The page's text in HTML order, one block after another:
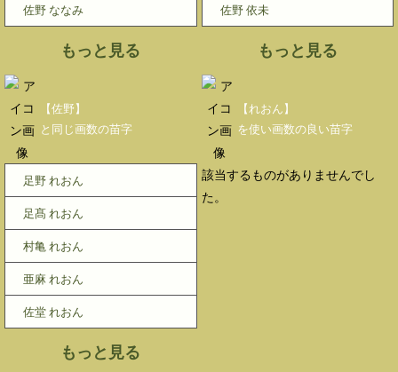
佐野 ななみ
もっと見る
佐野 依未
もっと見る
【佐野】
と同じ画数の苗字
足野 れおん
足髙 れおん
村亀 れおん
亜麻 れおん
佐堂 れおん
もっと見る
【れおん】
を使い画数の良い苗字
該当するものがありませんでし
た。